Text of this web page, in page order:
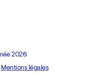
2026
Mentions légales